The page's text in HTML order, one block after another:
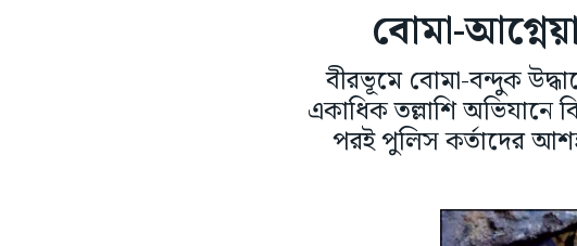
বোমা-
বীরভূমে বোমা-বন্দুক
একাধিক তল্লাশি অভিযানে
পরই পুলিস কর্তাদের